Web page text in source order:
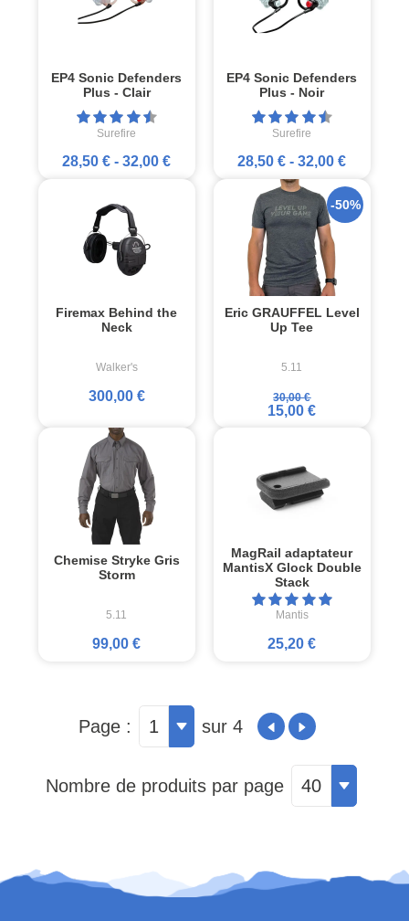
EP4 Sonic Defenders
Plus - Clair
Surefire
28,50 € -32,00 €
EP4 Sonic Defenders
Plus - Noir
Surefire
28,50 € -32,00 €
Firemax Behind the
Neck
Walker's
300,00 €
Eric GRAUFFEL Level
Up Tee
5.11
30,00 €
15,00 €
-50%
Chemise Stryke Gris
Storm
5.11
99,00 €
MagRail adaptateur
MantisX Glock Double
Stack
Mantis
25,20 €
Page : 1 sur 4
Nombre de produits par page 40